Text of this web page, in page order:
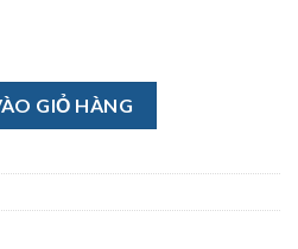
1/2"*3.5mm*12mm số lượng
GIỎ HÀNG